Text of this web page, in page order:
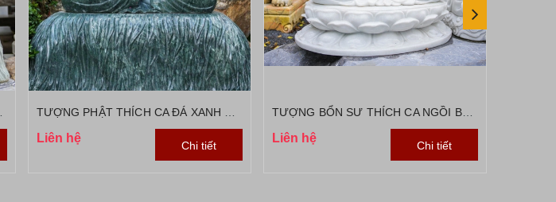
Liên hệ
Chi tiết
TƯỢNG BỔN SƯ THÍCH CA NGỒI BẰNG ĐÁ NGUYÊN KHỐI
Liên hệ
Chi tiết